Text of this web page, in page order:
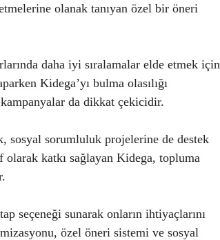
olanak tanıyan özel bir öneri
daha iyi sıralamalar elde etmek için
Kidega’yı bulma olasılığı
da dikkat çekicidir.
sosyal sorumluluk projelerine de destek
olarak katkı sağlayan Kidega, topluma
seçeneği sunarak onların ihtiyaçlarını
özel öneri sistemi ve sosyal